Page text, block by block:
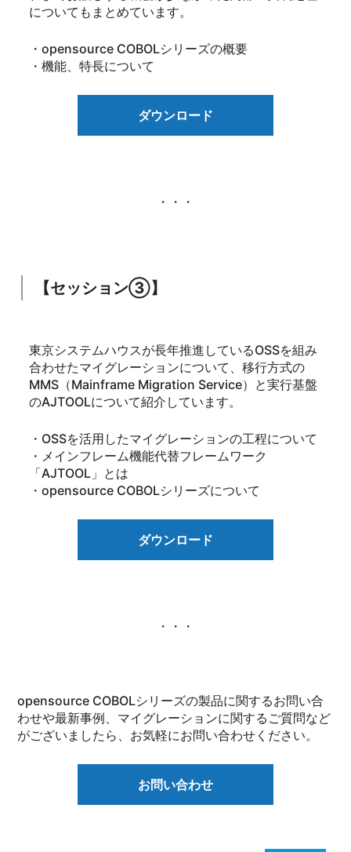
についてもまとめています。
・opensource COBOLシリーズの概要
・機能、特長について
ダウンロード
・・・
【セッション③】
東京システムハウスが長年推進しているOSSを組み
合わせたマイグレーションについて、移行方式の
MMS（Mainframe Migration Service）と実行基盤
のAJTOOLについて紹介しています。
・OSSを活用したマイグレーションの工程について
・メインフレーム機能代替フレームワーク
「AJTOOL」とは
・opensource COBOLシリーズについて
ダウンロード
・・・
opensource COBOLシリーズの製品に関するお問い合
わせや最新事例、マイグレーションに関するご質問など
がございましたら、お気軽にお問い合わせください。
お問い合わせ